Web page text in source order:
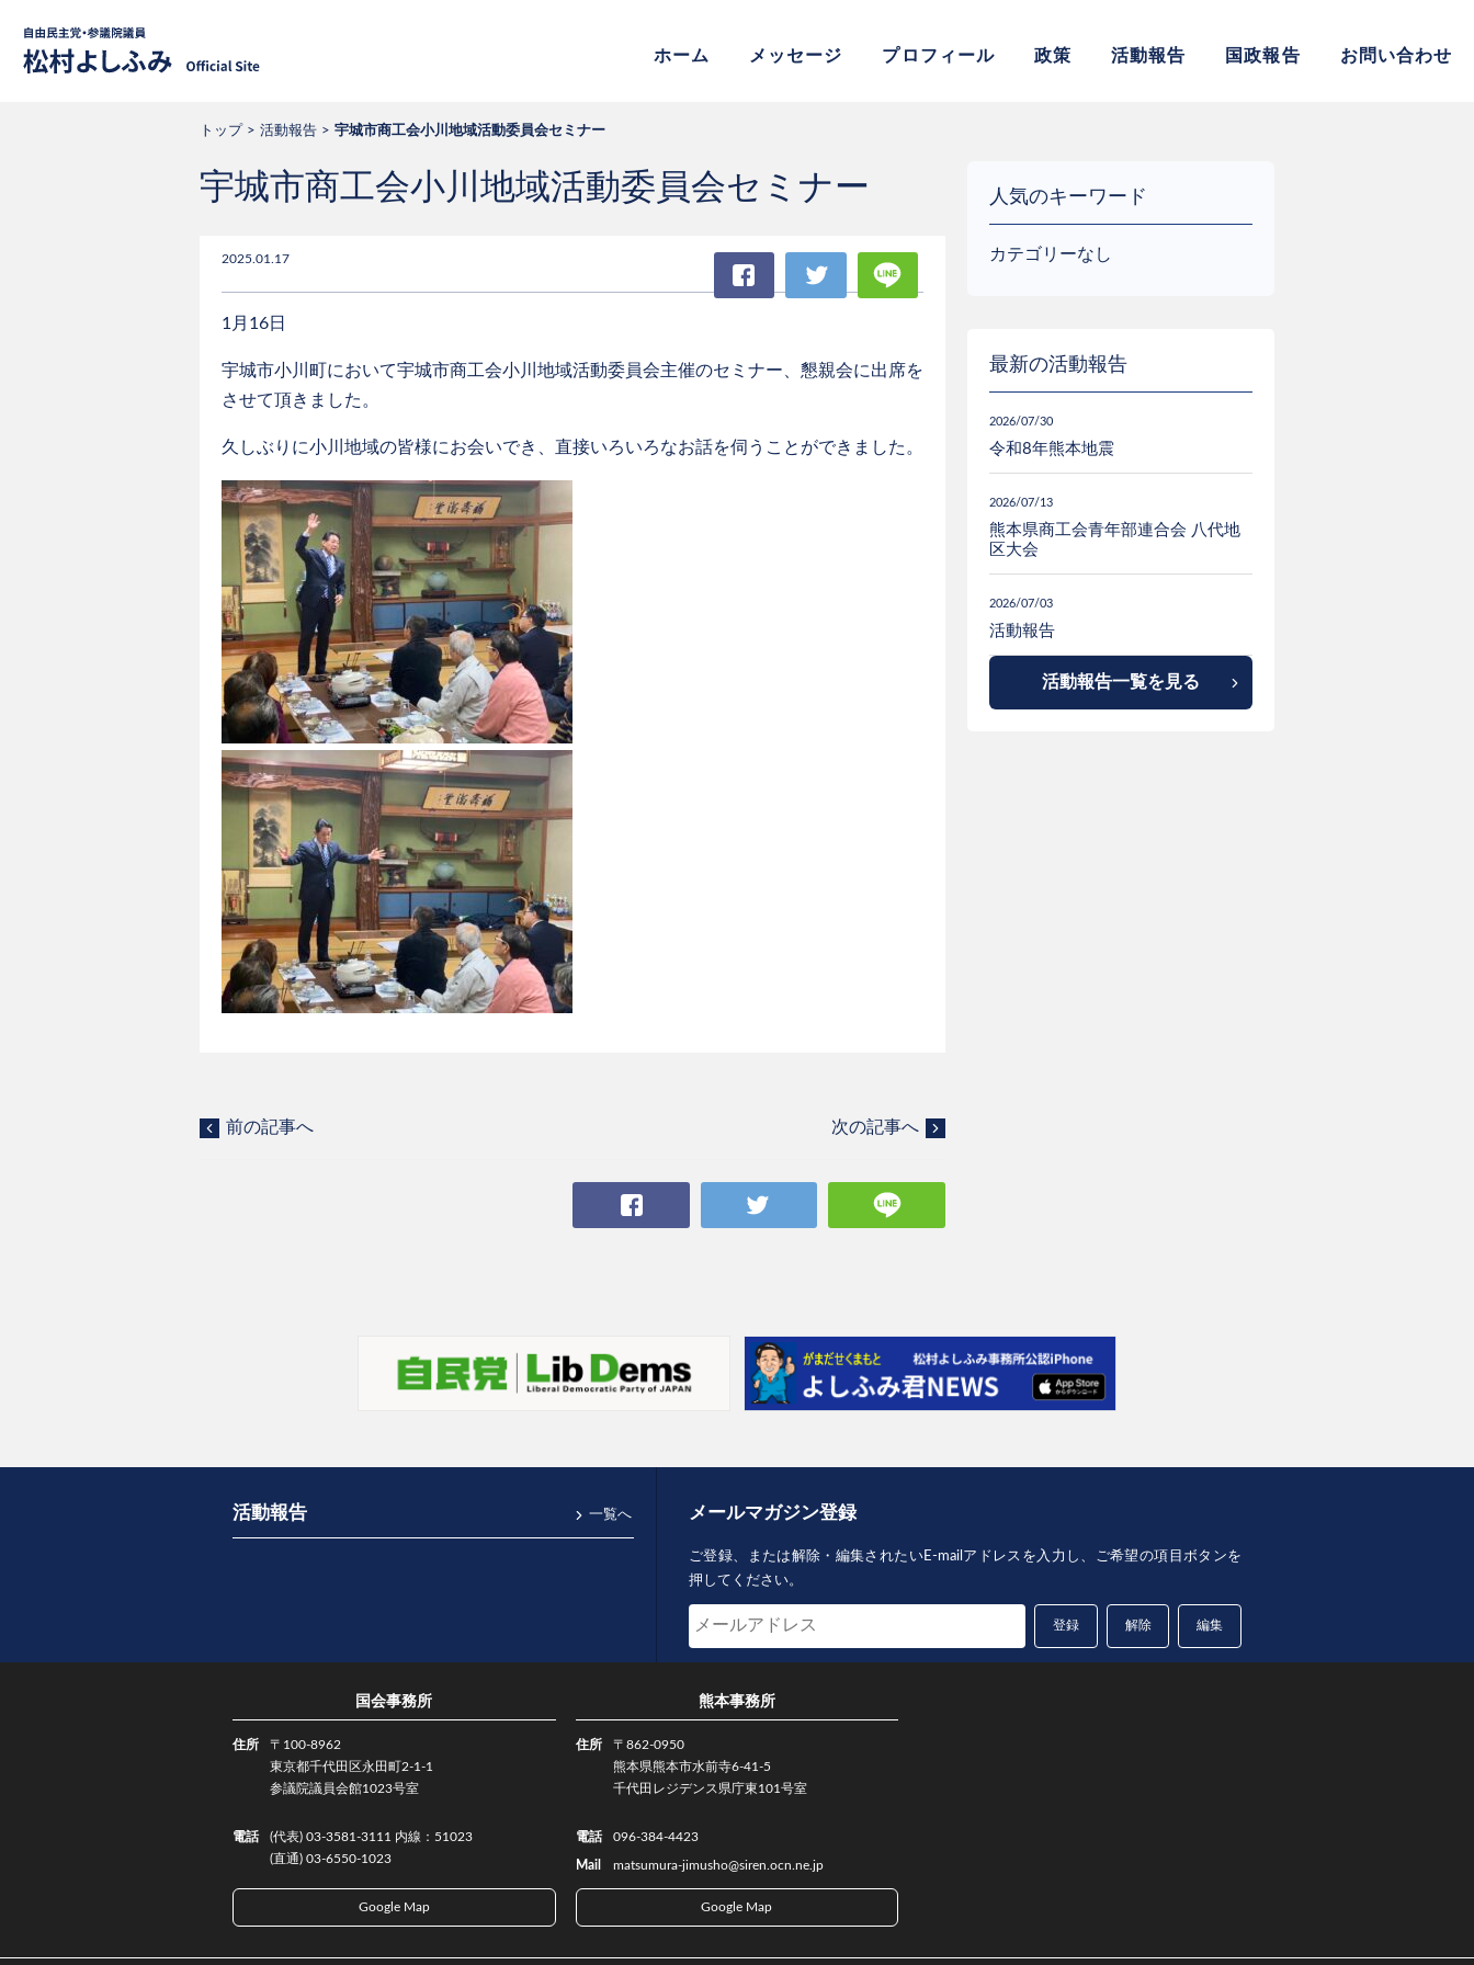
ホーム メッセージ プロフィール 政策 活動報告 国政報告 お問い合わせ
トップ 活動報告 宇城市商工会小川地域活動委員会セミナー
宇城市商工会小川地域活動委員会セミナー
2025.01.17 Facebook Twitter
1月16日
宇城市小川町において宇城市商工会小川地域活動委員会主催のセミナー、懇親会に出席を
させて頂きました。
久しぶりに小川地域の皆様にお会いでき、直接いろいろなお話を伺うことができました。
前の記事へ 次の記事へ
Facebook
人気のキーワード
カテゴリーなし
最新の活動報告
2026/07/30
令和8年熊本地震
2026/07/13
熊本県商工会青年部連合会 八代地
区大会
2026/07/03
活動報告
活動報告一覧を見る
活動報告 一覧へ メールマガジン登録
ご登録、または解除・編集されたいE-mailアドレスを入力し、ご希望の項目ボタンを
押してください。
国会事務所
住所
〒100-8962
東京都千代田区永田町2-1-1
参議院議員会館1023号室
電話
(代表) 03-3581-3111 内線：51023
(直通) 03-6550-1023
Google Map
熊本事務所
住所
〒862-0950
熊本県熊本市水前寺6-41-5
千代田レジデンス県庁東101号室
電話 096-384-4423
Mail matsumura-jimusho@siren.ocn.ne.jp
Google Map